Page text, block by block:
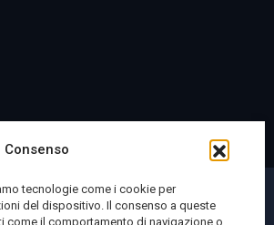
Consenso
tecnologie come i cookie per
del dispositivo. Il consenso a queste
come il comportamento di navigazione o